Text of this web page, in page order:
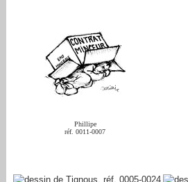
Phillipe
réf. 0011-0007